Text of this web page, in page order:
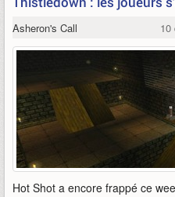
Asheron's Call 10
Hot Shot a encore frappé ce